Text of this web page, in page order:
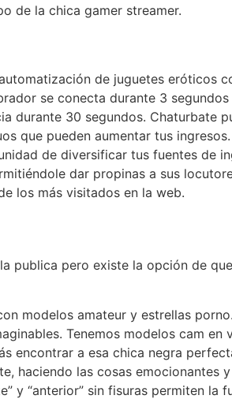
de la chica gamer streamer.
de juguetes eróticos
se conecta durante 3
30 segundos. Chaturbate
que pueden aumentar tus
de diversificar tus fuentes de
dar propinas a sus
los más visitados en la web.
publica pero existe la opción de
modelos amateur y estrellas
Tenemos modelos cam
encontrar a esa chica negra
haciendo las cosas emocionantes
y “anterior” sin fisuras permiten la